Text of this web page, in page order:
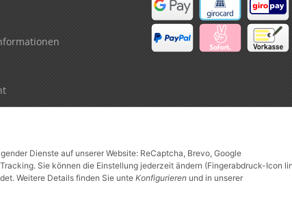
Dienste auf unserer Website: ReCaptcha, Brevo, Google
Sie können die Einstellung jederzeit ändern (Fingerabdruck-Icon
Weitere Details finden Sie unte Konfigurieren und in unserer